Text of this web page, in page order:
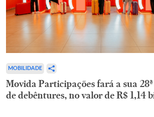
MOBILIDADE
Movida Participações fará a sua
de debêntures, no valor de R$ 1,14